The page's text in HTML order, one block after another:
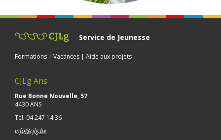
Service de Jeunesse
Formations | Vacances | Aide aux projets
CJLg Ans
Rue Bonne Nouvelle, 57
4430 ANS
Tél. 04 247 14 36
info@cjlg.be